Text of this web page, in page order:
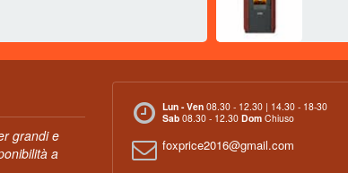
grandi e
a
Lun - Ven 08.30 - 12.30 | 14.30 - 18-30
Sab 08.30 - 12.30 Dom Chiuso
foxprice2016@gmail.com